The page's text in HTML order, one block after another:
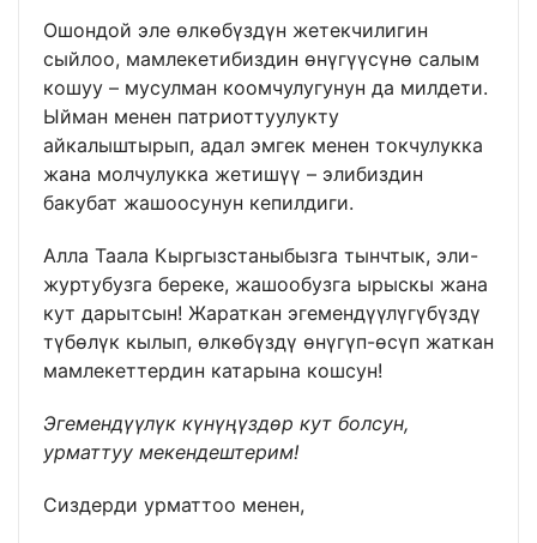
Ошондой эле өлкөбүздүн жетекчилигин
сыйлоо, мамлекетибиздин өнүгүүсүнө салым
кошуу – мусулман коомчулугунун да милдети.
Ыйман менен патриоттуулукту
айкалыштырып, адал эмгек менен токчулукка
жана молчулукка жетишүү – элибиздин
бакубат жашоосунун кепилдиги.
Алла Таала Кыргызстаныбызга тынчтык, эли-
журтубузга береке, жашообузга ырыскы жана
кут дарытсын! Жараткан эгемендүүлүгүбүздү
түбөлүк кылып, өлкөбүздү өнүгүп-өсүп жаткан
мамлекеттердин катарына кошсун!
Эгемендүүлүк күнүңүздөр кут болсун,
урматтуу мекендештерим!
Сиздерди урматтоо менен,